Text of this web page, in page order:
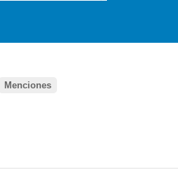
Menciones